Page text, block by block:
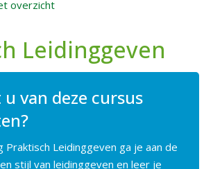
overzicht
Leidinggeven
van deze cursus
Praktisch Leidinggeven ga je aan de
stijl van leidinggeven en leer je